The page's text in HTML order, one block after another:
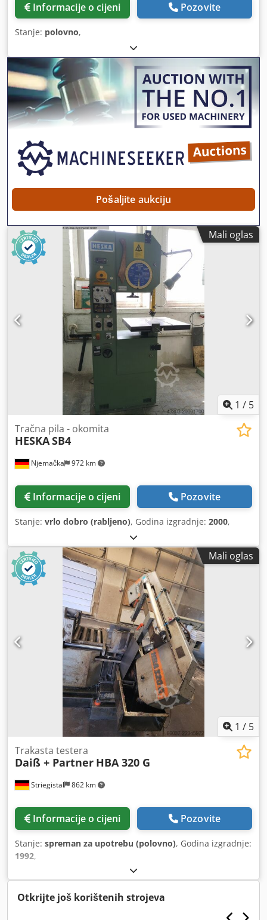
Informacije o cijeni Pozovite
Stanje: polovno,
Pošaljite aukciju
Mali oglas
1 / 5
Njemačka 972 km
Tračna pila - okomita
HESKASB4
Informacije o cijeni Pozovite
Stanje: vrlo dobro (rabljeno), Godina izgradnje: 2000,
Mali oglas
1 / 5
Striegistal 862 km
Trakasta testera
Daiß + Partner HBA 320 G
Informacije o cijeni Pozovite
Stanje: spreman za upotrebu (polovno), Godina izgradnje:
1992,
Otkrijte još korištenih strojeva